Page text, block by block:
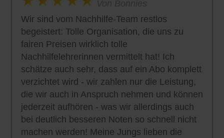
Wir sind vom Nachhilfe-Team restlos
begeistert: Tolle Organisation, die uns zu
fairen Preisen wirklich tolle
Nachhilfelehrerinnen vermittelt hat! Ich
schätze auch sehr, dass auf ein Abo komplett
verzichtet wird - wir zahlen nur die Leistung,
die wir auch in Anspruch nehmen und können
jederzeit aufhören - was wir allerdings auch
bei deutlich besseren Noten so schnell nicht
machen werden! Meine Jungs lieben die